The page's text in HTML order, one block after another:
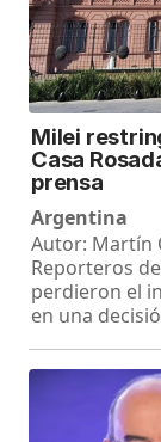
Milei
Casa
prensa
Argentina
Autor: Martín
Reporteros
perdieron el
en una